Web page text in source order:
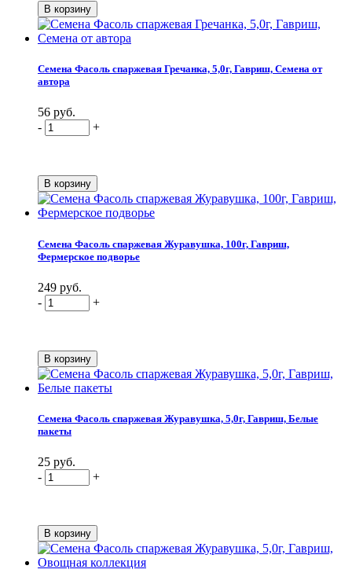
Семена Фасоль спаржевая Гречанка, 5,0г, Гавриш, Семена от
автора
56 руб.
-
+
Семена Фасоль спаржевая Журавушка, 100г, Гавриш,
Фермерское подворье
249 руб.
-
+
Семена Фасоль спаржевая Журавушка, 5,0г, Гавриш, Белые
пакеты
25 руб.
-
+